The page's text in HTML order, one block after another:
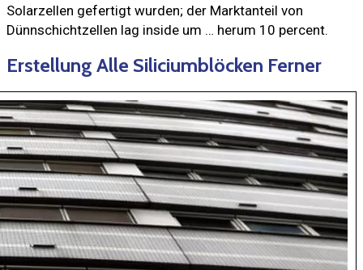
Solarzellen gefertigt wurden; der Marktanteil von
Dünnschichtzellen lag inside um … herum 10 percent.
Erstellung Alle Siliciumblöcken Ferner